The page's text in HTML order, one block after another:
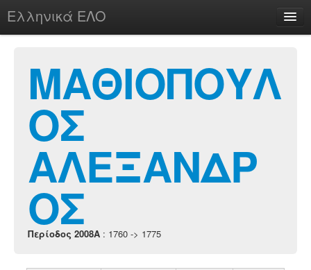
Ελληνικά ΕΛΟ
chesstu.be @ discord
Login
ΜΑΘΙΟΠΟΥΛ
ΟΣ
ΑΛΕΞΑΝΔΡ
ΟΣ
Περίοδος 2008A : 1760 -> 1775